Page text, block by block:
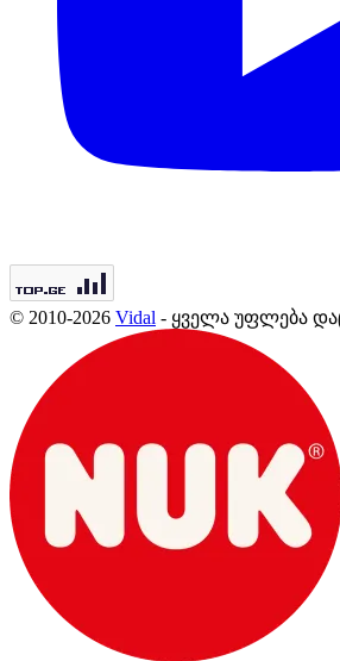
© 2010-2026 Vidal - ყველა უფლება